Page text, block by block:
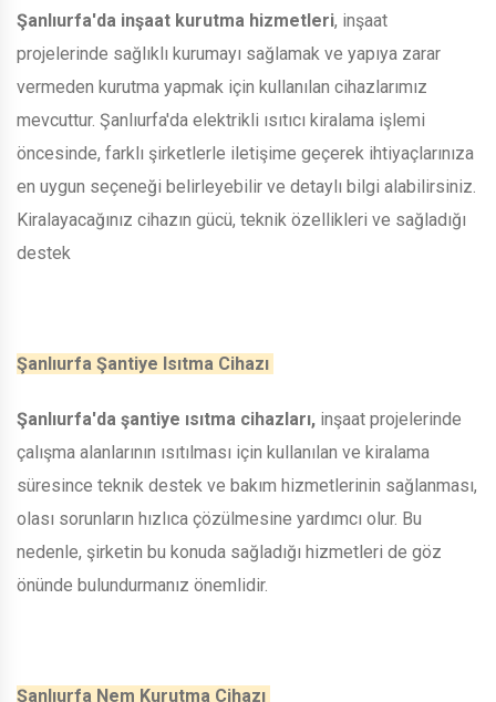
Şanlıurfa'da inşaat kurutma hizmetleri, inşaat
projelerinde sağlıklı kurumayı sağlamak ve yapıya zarar
vermeden kurutma yapmak için kullanılan cihazlarımız
mevcuttur. Şanlıurfa'da elektrikli ısıtıcı kiralama işlemi
öncesinde, farklı şirketlerle iletişime geçerek ihtiyaçlarınıza
en uygun seçeneği belirleyebilir ve detaylı bilgi alabilirsiniz.
Kiralayacağınız cihazın gücü, teknik özellikleri ve sağladığı
destek
Şanlıurfa Şantiye Isıtma Cihazı
Şanlıurfa'da şantiye ısıtma cihazları, inşaat projelerinde
çalışma alanlarının ısıtılması için kullanılan ve kiralama
süresince teknik destek ve bakım hizmetlerinin sağlanması,
olası sorunların hızlıca çözülmesine yardımcı olur. Bu
nedenle, şirketin bu konuda sağladığı hizmetleri de göz
önünde bulundurmanız önemlidir.
Şanlıurfa Nem Kurutma Cihazı